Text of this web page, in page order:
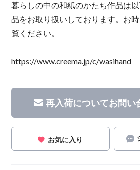
暮らしの中の和紙のかたち作品は
品をお取り扱いしております。お
覧ください。
https://www.creema.jp/c/wasihand
再入荷についてお問い
お気に入り